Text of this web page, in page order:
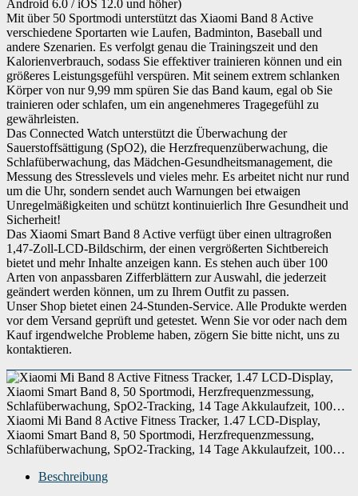
Android 6.0 / iOS 12.0 und höher)
Mit über 50 Sportmodi unterstützt das Xiaomi Band 8 Active
verschiedene Sportarten wie Laufen, Badminton, Baseball und
andere Szenarien. Es verfolgt genau die Trainingszeit und den
Kalorienverbrauch, sodass Sie effektiver trainieren können und ein
größeres Leistungsgefühl verspüren. Mit seinem extrem schlanken
Körper von nur 9,99 mm spüren Sie das Band kaum, egal ob Sie
trainieren oder schlafen, um ein angenehmeres Tragegefühl zu
gewährleisten.
Das Connected Watch unterstützt die Überwachung der
Sauerstoffsättigung (SpO2), die Herzfrequenzüberwachung, die
Schlafüberwachung, das Mädchen-Gesundheitsmanagement, die
Messung des Stresslevels und vieles mehr. Es arbeitet nicht nur rund
um die Uhr, sondern sendet auch Warnungen bei etwaigen
Unregelmäßigkeiten und schützt kontinuierlich Ihre Gesundheit und
Sicherheit!
Das Xiaomi Smart Band 8 Active verfügt über einen ultragroßen
1,47-Zoll-LCD-Bildschirm, der einen vergrößerten Sichtbereich
bietet und mehr Inhalte anzeigen kann. Es stehen auch über 100
Arten von anpassbaren Zifferblättern zur Auswahl, die jederzeit
geändert werden können, um zu Ihrem Outfit zu passen.
Unser Shop bietet einen 24-Stunden-Service. Alle Produkte werden
vor dem Versand geprüft und getestet. Wenn Sie vor oder nach dem
Kauf irgendwelche Probleme haben, zögern Sie bitte nicht, uns zu
kontaktieren.
Xiaomi Mi Band 8 Active Fitness Tracker, 1.47 LCD-Display,
Xiaomi Smart Band 8, 50 Sportmodi, Herzfrequenzmessung,
Schlafüberwachung, SpO2-Tracking, 14 Tage Akkulaufzeit, 100…
Beschreibung